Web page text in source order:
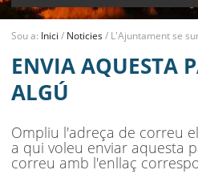
LICEU A LA FRESCA
AJUNTAMENT
MUNICIPI
SEU ELECTRÒNICA
BELL-LLOC SOLUCIONA
Sou a: Inici / Noticies/ L'Ajuntament se
ENVIA AQUESTA
ALGÚ
Ompliu l'adreça de correu
a qui voleu enviar aquesta
correu amb l'enllaç